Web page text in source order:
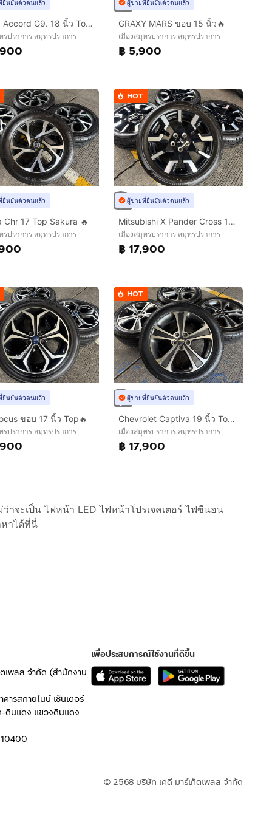
ยืนยันตัวตนแล้ว
Honda Accord G9. 18 นิ้ว Top Hybrid 💢
รปราการ สมุทรปราการ
ผู้ขายที่ยืนยันตัวตนแล้ว
GRAXY MARS ขอบ 15 นิ้ว🔥
เมืองสมุทรปราการ สมุทรปราการ
฿ 5,900
ยืนยันตัวตนแล้ว
Chr 17 Top Sakura 🔥
รปราการ สมุทรปราการ
HOT
ผู้ขายที่ยืนยันตัวตนแล้ว
Mitsubishi X Pander Cross 17 นิ้ว Top🔥
เมืองสมุทรปราการ สมุทรปราการ
฿ 17,900
ยืนยันตัวตนแล้ว
ขอบ 17 นิ้ว Top🔥
รปราการ สมุทรปราการ
HOT
ผู้ขายที่ยืนยันตัวตนแล้ว
Chevrolet Captiva 19 นิ้ว Top🔥
เมืองสมุทรปราการ สมุทรปราการ
฿ 17,900
จะเป็น ไฟหน้า LED ไฟหน้าโปรเจคเตอร์ ไฟซีนอน
หาได้ที่นี่
เพลส จำกัด (สำนักงาน
ารสกายไนน์ เซ็นเตอร์
ดินแดง แขวงดินแดง
เพื่อประสบการณ์ใช้งานที่ดีขึ้น
© 2568 บริษัท เคดี มาร์เก็ตเพลส จำกัด